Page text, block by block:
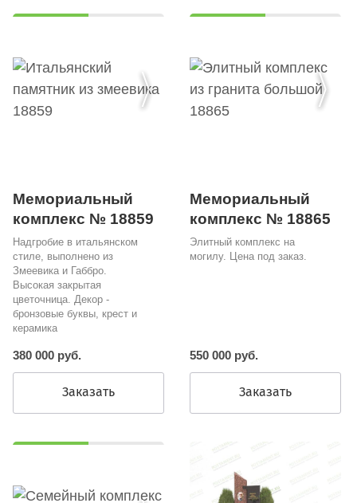
Мемориальный
комплекс № 18859
Надгробие в итальянском
стиле, выполнено из
Змеевика и Габбро.
Высокая закрытая
цветочница. Декор -
бронзовые буквы, крест и
керамика
380 000 руб.
Заказать
Мемориальный
комплекс № 18865
Элитный комплекс на
могилу. Цена под заказ.
550 000 руб.
Заказать